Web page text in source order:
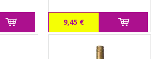
9,45 €